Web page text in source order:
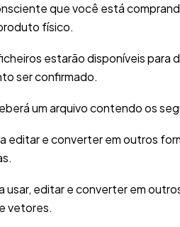
que você está
físico.
estarão disponíveis para
ser confirmado.
um arquivo contendo os
editar e converter em outros
usar, editar e converter em
vetores.